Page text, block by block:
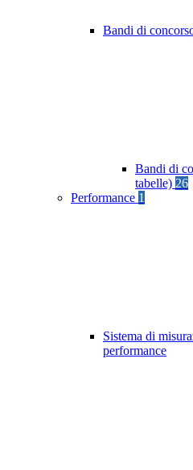
Bandi di
Bandi di
tabelle) 26
Performance 1
Sistema di
performance